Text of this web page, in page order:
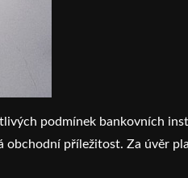
podmínek bankovních
příležitost. Za úvěr